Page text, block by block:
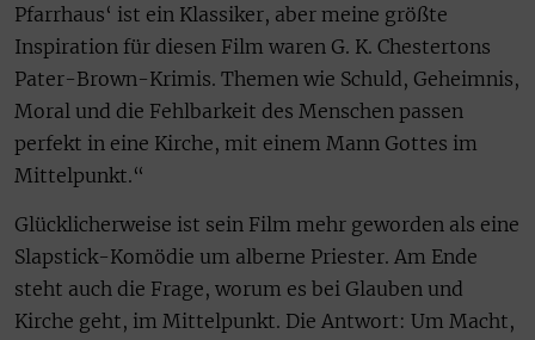
Pfarrhaus‘ ist ein Klassiker, aber meine größte
Inspiration für diesen Film waren G. K. Chestertons
Pater-Brown-Krimis. Themen wie Schuld, Geheimnis,
Moral und die Fehlbarkeit des Menschen passen
perfekt in eine Kirche, mit einem Mann Gottes im
Mittelpunkt.“
Glücklicherweise ist sein Film mehr geworden als eine
Slapstick-Komödie um alberne Priester. Am Ende
steht auch die Frage, worum es bei Glauben und
Kirche geht, im Mittelpunkt. Die Antwort: Um Macht,